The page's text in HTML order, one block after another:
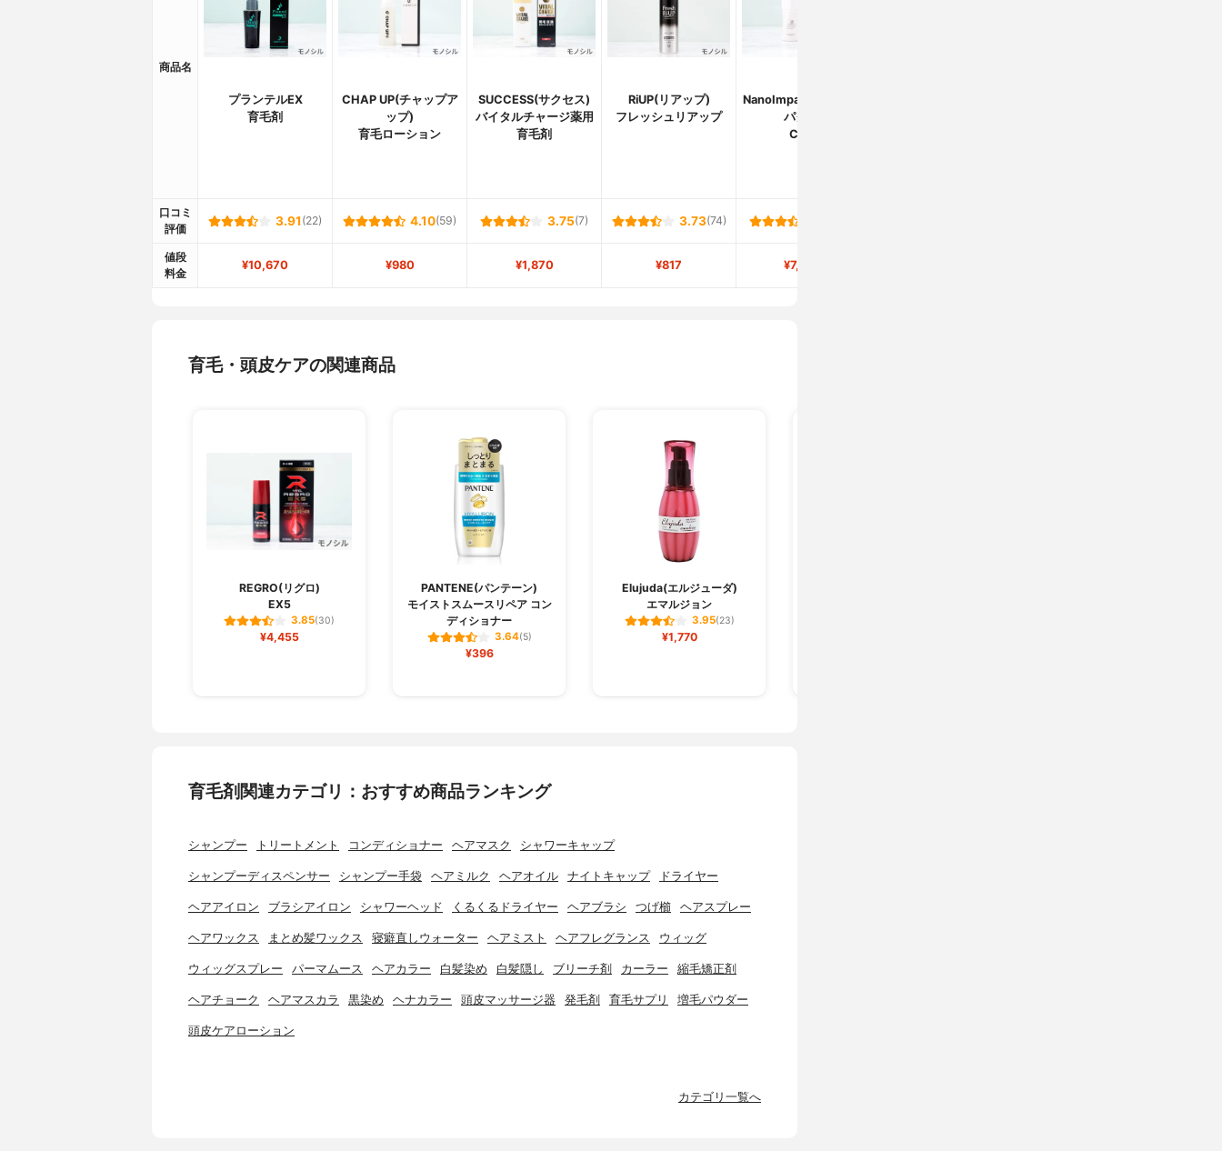
商品名
プランテルEX
育毛剤
CHAP UP(チャップア
ップ)
育毛ローション
SUCCESS(サクセス)
バイタルチャージ薬用
育毛剤
RiUP(リアップ)
フレッシュリアップ
NanoImpact(ナノイン
パクト)
Co17
口コミ
評価
3.91 (22) 4.10(59) 3.75(7) 3.73(74)
値段
料金
¥10,670 ¥980 ¥1,870 ¥817 ¥7,700
育毛・頭皮ケアの関連商品
REGRO(リグロ)
EX5
3.85(30)
¥4,455
PANTENE(パンテーン)
モイストスムースリペア コン
ディショナー
3.64(5)
¥396
Elujuda(エルジューダ)
エマルジョン
3.95(23)
¥1,770
育毛剤関連カテゴリ：おすすめ商品ランキング
シャンプー トリートメント コンディショナー ヘアマスク シャワーキャップ
シャンプーディスペンサー シャンプー手袋 ヘアミルク ヘアオイル ナイトキャップ ドライヤー
ヘアアイロン ブラシアイロン シャワーヘッド くるくるドライヤー ヘアブラシ つげ櫛 ヘアスプレー
ヘアワックス まとめ髪ワックス 寝癖直しウォーター ヘアミスト ヘアフレグランス ウィッグ
ウィッグスプレー パーマムース ヘアカラー 白髪染め 白髪隠し ブリーチ剤 カーラー 縮毛矯正剤
ヘアチョーク ヘアマスカラ 黒染め ヘナカラー 頭皮マッサージ器 発毛剤 育毛サプリ 増毛パウダー
頭皮ケアローション
カテゴリ一覧へ